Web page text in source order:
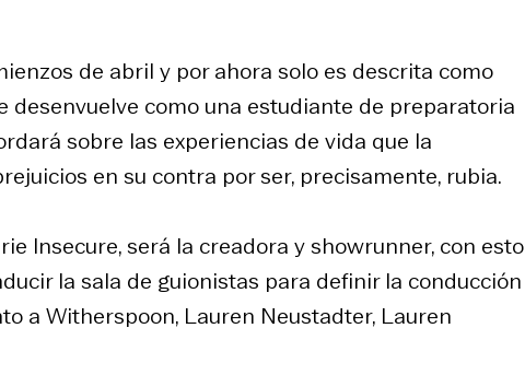
de abril y por ahora solo es descrita como
desenvuelve como una estudiante de preparatoria
sobre las experiencias de vida que la
en su contra por ser, precisamente, rubia.
Insecure, será la creadora y showrunner, con esto
la sala de guionistas para definir la conducción
a Witherspoon, Lauren Neustadter, Lauren